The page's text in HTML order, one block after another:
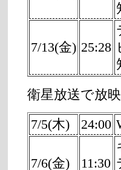
7/13(金) 25:28
衛星放送で放
7/5(木)
24:00
7/6(金) 11:30